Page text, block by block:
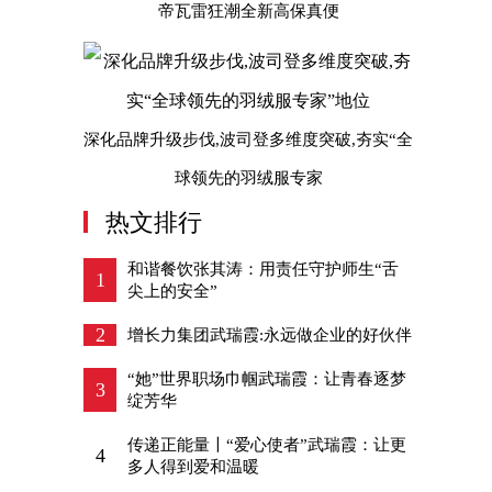
帝瓦雷狂潮全新高保真便
深化品牌升级步伐,波司登多维度突破,夯实“全
球领先的羽绒服专家
热文排行
1
和谐餐饮张其涛：用责任守护师生“舌
尖上的安全”
2 增长力集团武瑞霞:永远做企业的好伙伴
3
“她”世界职场巾帼武瑞霞：让青春逐梦
绽芳华
4
传递正能量〡“爱心使者”武瑞霞：让更
多人得到爱和温暖